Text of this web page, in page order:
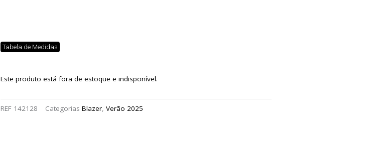
Tabela de Medidas
Este produto está fora de estoque e indisponível.
REF 142128 Categorias Blazer, Verão 2025